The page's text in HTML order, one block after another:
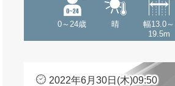
0～24歳 晴
幅13.0～
19.5m
2022年6月30日(木)09:50